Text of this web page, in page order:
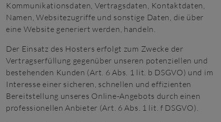
Kommunikationsdaten, Vertragsdaten, Kontaktdaten,
Namen, Websitezugriffe und sonstige Daten, die über
eine Website generiert werden, handeln.
Der Einsatz des Hosters erfolgt zum Zwecke der
Vertragserfüllung gegenüber unseren potenziellen und
bestehenden Kunden (Art. 6 Abs. 1 lit. b DSGVO) und im
Interesse einer sicheren, schnellen und effizienten
Bereitstellung unseres Online-Angebots durch einen
professionellen Anbieter (Art. 6 Abs. 1 lit. f DSGVO).